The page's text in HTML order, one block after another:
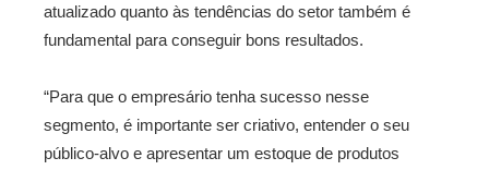
atualizado quanto às tendências do setor também é
fundamental para conseguir bons resultados.
“Para que o empresário tenha sucesso nesse
segmento, é importante ser criativo, entender o seu
público-alvo e apresentar um estoque de produtos